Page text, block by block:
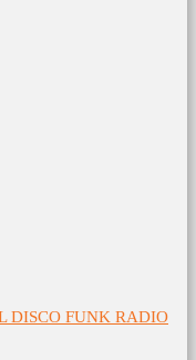
DISCO FUNK RADIO